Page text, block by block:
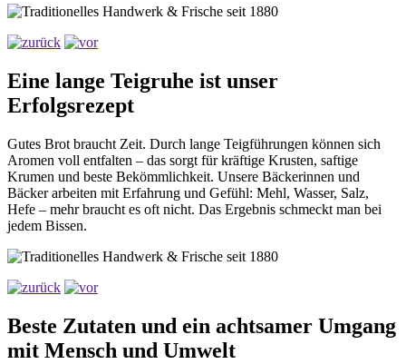
Eine lange Teigruhe ist unser
Erfolgsrezept
Gutes Brot braucht Zeit. Durch lange Teigführungen können sich
Aromen voll entfalten – das sorgt für kräftige Krusten, saftige
Krumen und beste Bekömmlichkeit. Unsere Bäckerinnen und
Bäcker arbeiten mit Erfahrung und Gefühl: Mehl, Wasser, Salz,
Hefe – mehr braucht es oft nicht. Das Ergebnis schmeckt man bei
jedem Bissen.
Beste Zutaten und ein achtsamer Umgang
mit Mensch und Umwelt